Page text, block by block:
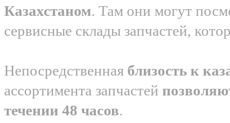
Казахстаном. Там они могут
сервисные склады запчастей,
Непосредственная близость к
ассортимента запчастей
течении 48 часов.